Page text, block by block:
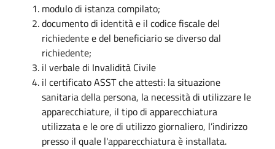
modulo di istanza compilato;
documento di identità e il codice fiscale del
richiedente e del beneficiario se diverso dal
richiedente;
il verbale di Invalidità Civile
il certificato ASST che attesti: la situazione
sanitaria della persona, la necessità di utilizzare le
apparecchiature, il tipo di apparecchiatura
utilizzata e le ore di utilizzo giornaliero, l’indirizzo
presso il quale l'apparecchiatura è installata.